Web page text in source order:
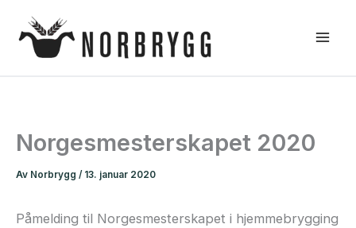
rett
Norgesmesterskapet 2020
Av Norbrygg / 13. januar 2020
Påmelding til Norgesmesterskapet i hjemmebrygging